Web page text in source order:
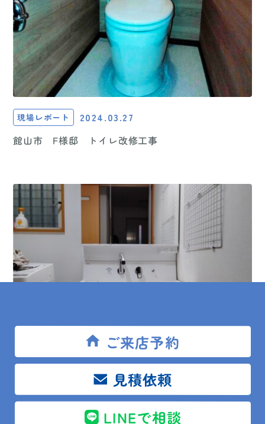
ご来店予約
見積依頼
LINEで相談
現場レポート 2024.03.27
館山市 F様邸 トイレ改修工事
現場レポート 2023.11.02
館山市 O様邸 洗面台・給湯器交換